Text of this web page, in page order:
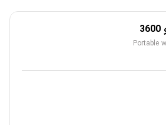
Portable